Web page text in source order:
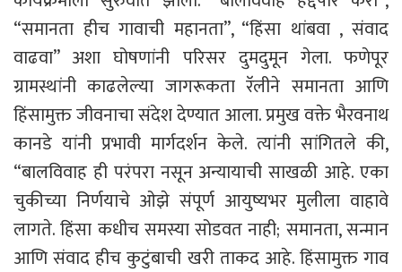
“समानता हीच गावाची महानता”, “हिंसा थांबवा , संवाद
वाढवा” अशा घोषणांनी परिसर दुमदुमून गेला. फणेपूर
ग्रामस्थांनी काढलेल्या जागरूकता रॅलीने समानता आणि
हिंसामुक्त जीवनाचा संदेश देण्यात आला. प्रमुख वक्ते भैरवनाथ
कानडे यांनी प्रभावी मार्गदर्शन केले. त्यांनी सांगितले की,
“बालविवाह ही परंपरा नसून अन्यायाची साखळी आहे. एका
चुकीच्या निर्णयाचे ओझे संपूर्ण आयुष्यभर मुलीला वाहावे
लागते. हिंसा कधीच समस्या सोडवत नाही; समानता, सन्मान
आणि संवाद हीच कुटुंबाची खरी ताकद आहे. हिंसामुक्त गाव